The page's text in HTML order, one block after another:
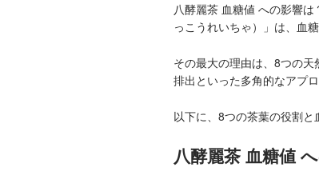
八酵麗茶 血糖値 への影響
っこうれいちゃ）」は、血
その最大の理由は、8つの
排出といった多角的なアプ
以下に、8つの茶葉の役割と
八酵麗茶 血糖値